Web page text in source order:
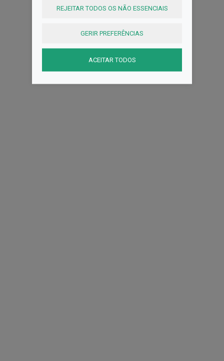
REJEITAR TODOS OS NÃO ESSENCIAIS
GERIR PREFERÊNCIAS
ACEITAR TODOS